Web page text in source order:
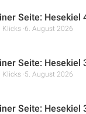
Seite: Hesekiel
Klicks 6. August 2026
Seite: Hesekiel
Klicks 5. August 2026
Seite: Hesekiel